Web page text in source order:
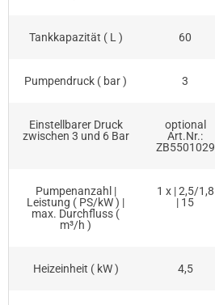
Tankkapazität ( L ) 60
Pumpendruck ( bar ) 3
Einstellbarer Druck
zwischen 3 und 6 Bar
optional
Art.Nr.:
ZB5501029
Pumpenanzahl |
Leistung ( PS/kW ) |
max. Durchfluss (
m³/h )
1 x | 2,5/1,8
| 15
Heizeinheit ( kW ) 4,5